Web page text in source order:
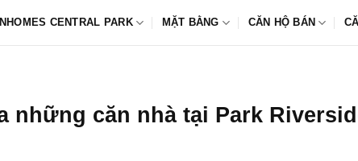
CENTRAL PARK MẶT BẰNG CĂN HỘ BÁN
những căn nhà tại Park